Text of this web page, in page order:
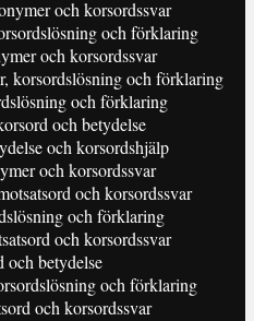
och korsordssvar
och förklaring
och korsordssvar
korsordslösning och förklaring
och förklaring
och betydelse
och korsordshjälp
och korsordssvar
och korsordssvar
och förklaring
och korsordssvar
och betydelse
och förklaring
och korsordssvar